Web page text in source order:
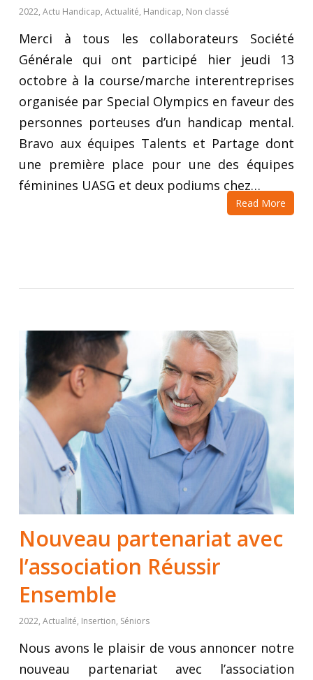
2022, Actu Handicap, Actualité, Handicap, Non classé
Merci à tous les collaborateurs Société
Générale qui ont participé hier jeudi 13
octobre à la course/marche interentreprises
organisée par Special Olympics en faveur des
personnes porteuses d’un handicap mental.
Bravo aux équipes Talents et Partage dont
une première place pour une des équipes
féminines UASG et deux podiums chez…
Read More
Nouveau partenariat avec
l’association Réussir
Ensemble
2022, Actualité, Insertion, Séniors
Nous avons le plaisir de vous annoncer notre
nouveau partenariat avec l’association